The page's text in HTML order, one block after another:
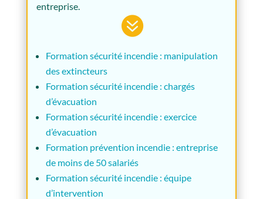
entreprise.

Formation sécurité incendie : manipulation
des extincteurs
Formation sécurité incendie : chargés
d’évacuation
Formation sécurité incendie : exercice
d’évacuation
Formation prévention incendie : entreprise
de moins de 50 salariés
Formation sécurité incendie : équipe
d’intervention